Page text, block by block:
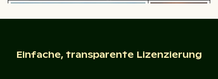
Mann im Kings River an einem
Reiher fängt Fisch in den klaren Gewässern von
Einfache, transparente Lizenzierung